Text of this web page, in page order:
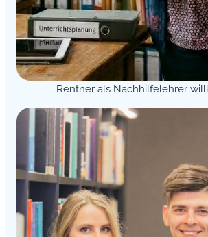
Rentner als Nachhilfelehrer